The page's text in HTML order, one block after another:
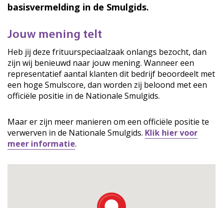
basisvermelding in de Smulgids.
Jouw mening telt
Heb jij deze frituurspeciaalzaak onlangs bezocht, dan
zijn wij benieuwd naar jouw mening. Wanneer een
representatief aantal klanten dit bedrijf beoordeelt met
een hoge Smulscore, dan worden zij beloond met een
officiële positie in de Nationale Smulgids.
Maar er zijn meer manieren om een officiële positie te
verwerven in de Nationale Smulgids. Klik hier voor
meer informatie.